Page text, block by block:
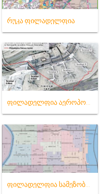
რუკა ფილადელფია
ფილადელფია აეროპორტის ტერმინალის რუკა
ფილადელფია სამეზობლოში რუკა